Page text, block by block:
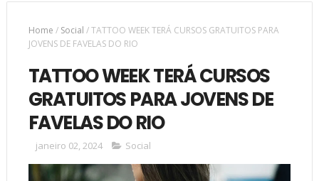
Home / Social /TATTOO WEEK TERÁ CURSOS GRATUITOS PARA
JOVENS DE FAVELAS DO RIO
TATTOO WEEK TERÁ CURSOS
GRATUITOS PARA JOVENS DE
FAVELAS DO RIO
janeiro 02, 2024 Social